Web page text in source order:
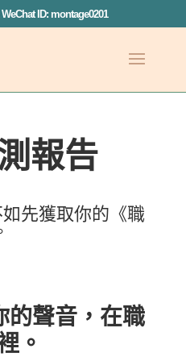
ID: montage0201
報告
先獲取你的《職
的聲音，在職
。